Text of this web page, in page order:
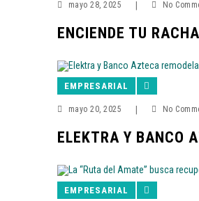
mayo 28, 2025 No
ENCIENDE TU
EMPRESARIAL
mayo 20, 2025 No
ELEKTRA Y BANCO
EMPRESARIAL